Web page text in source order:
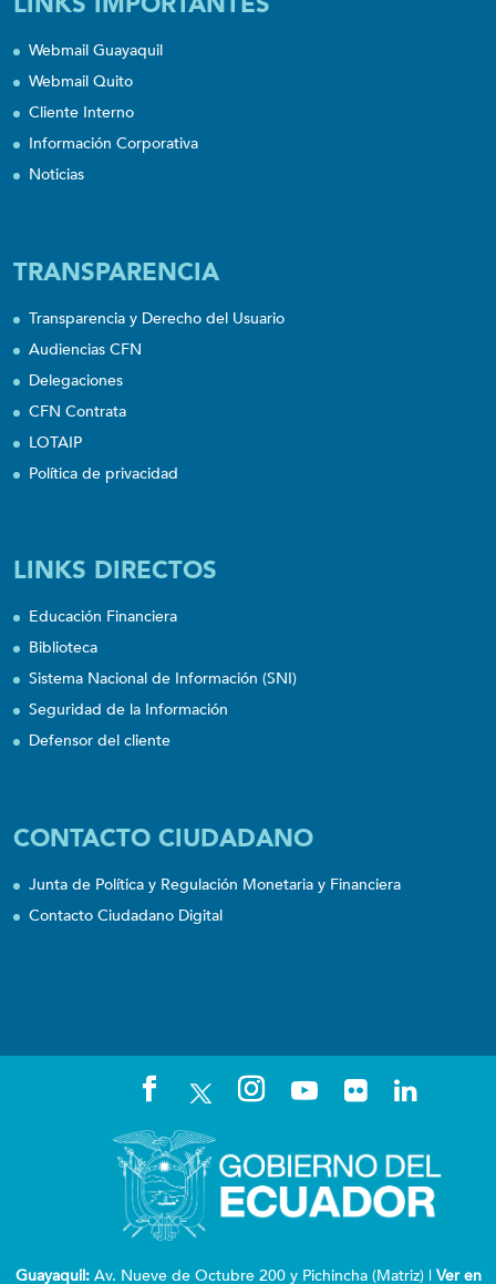
Webmail Guayaquil
Webmail Quito
Cliente Interno
Información Corporativa
Noticias
TRANSPARENCIA
Transparencia y Derecho del Usuario
Audiencias CFN
Delegaciones
CFN Contrata
LOTAIP
Política de privacidad
LINKS DIRECTOS
Educación Financiera
Biblioteca
Sistema Nacional de Información (SNI)
Seguridad de la Información
Defensor del cliente
CONTACTO CIUDADANO
Junta de Política y Regulación Monetaria y Financiera
Contacto Ciudadano Digital
Guayaquil:Av. Nueve de Octubre 200 y Pichincha (Matriz) | Ver en